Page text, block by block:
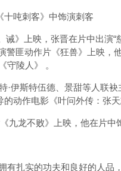
吨刺客》中饰演刺客
上映，张晋在片中出演“
警匪动作片《狂兽》上映
守陵人》 。
斯特伍德、景甜等人联
动作电影《叶问外传：张
龙不败》上映，他在片中
扎实的功夫和良好的人品